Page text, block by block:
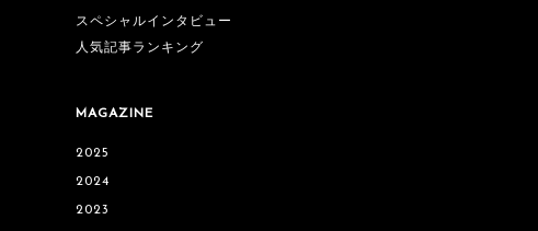
スペシャルインタビュー
人気記事ランキング
MAGAZINE
2025
2024
2023